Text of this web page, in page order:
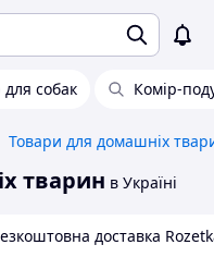
для собак Комір-
тварин в Україні
доставка